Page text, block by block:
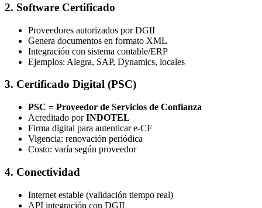
2. Software Certificado
Proveedores autorizados por DGII
Genera documentos en formato XML
Integración con sistema contable/ERP
Ejemplos: Alegra, SAP, Dynamics, locales
3. Certificado Digital (PSC)
PSC = Proveedor de Servicios de Confianza
Acreditado porINDOTEL
Firma digital para autenticar e-CF
Vigencia: renovación periódica
Costo: varía según proveedor
4. Conectividad
Internet estable (validación tiempo real)
API integración con DGII